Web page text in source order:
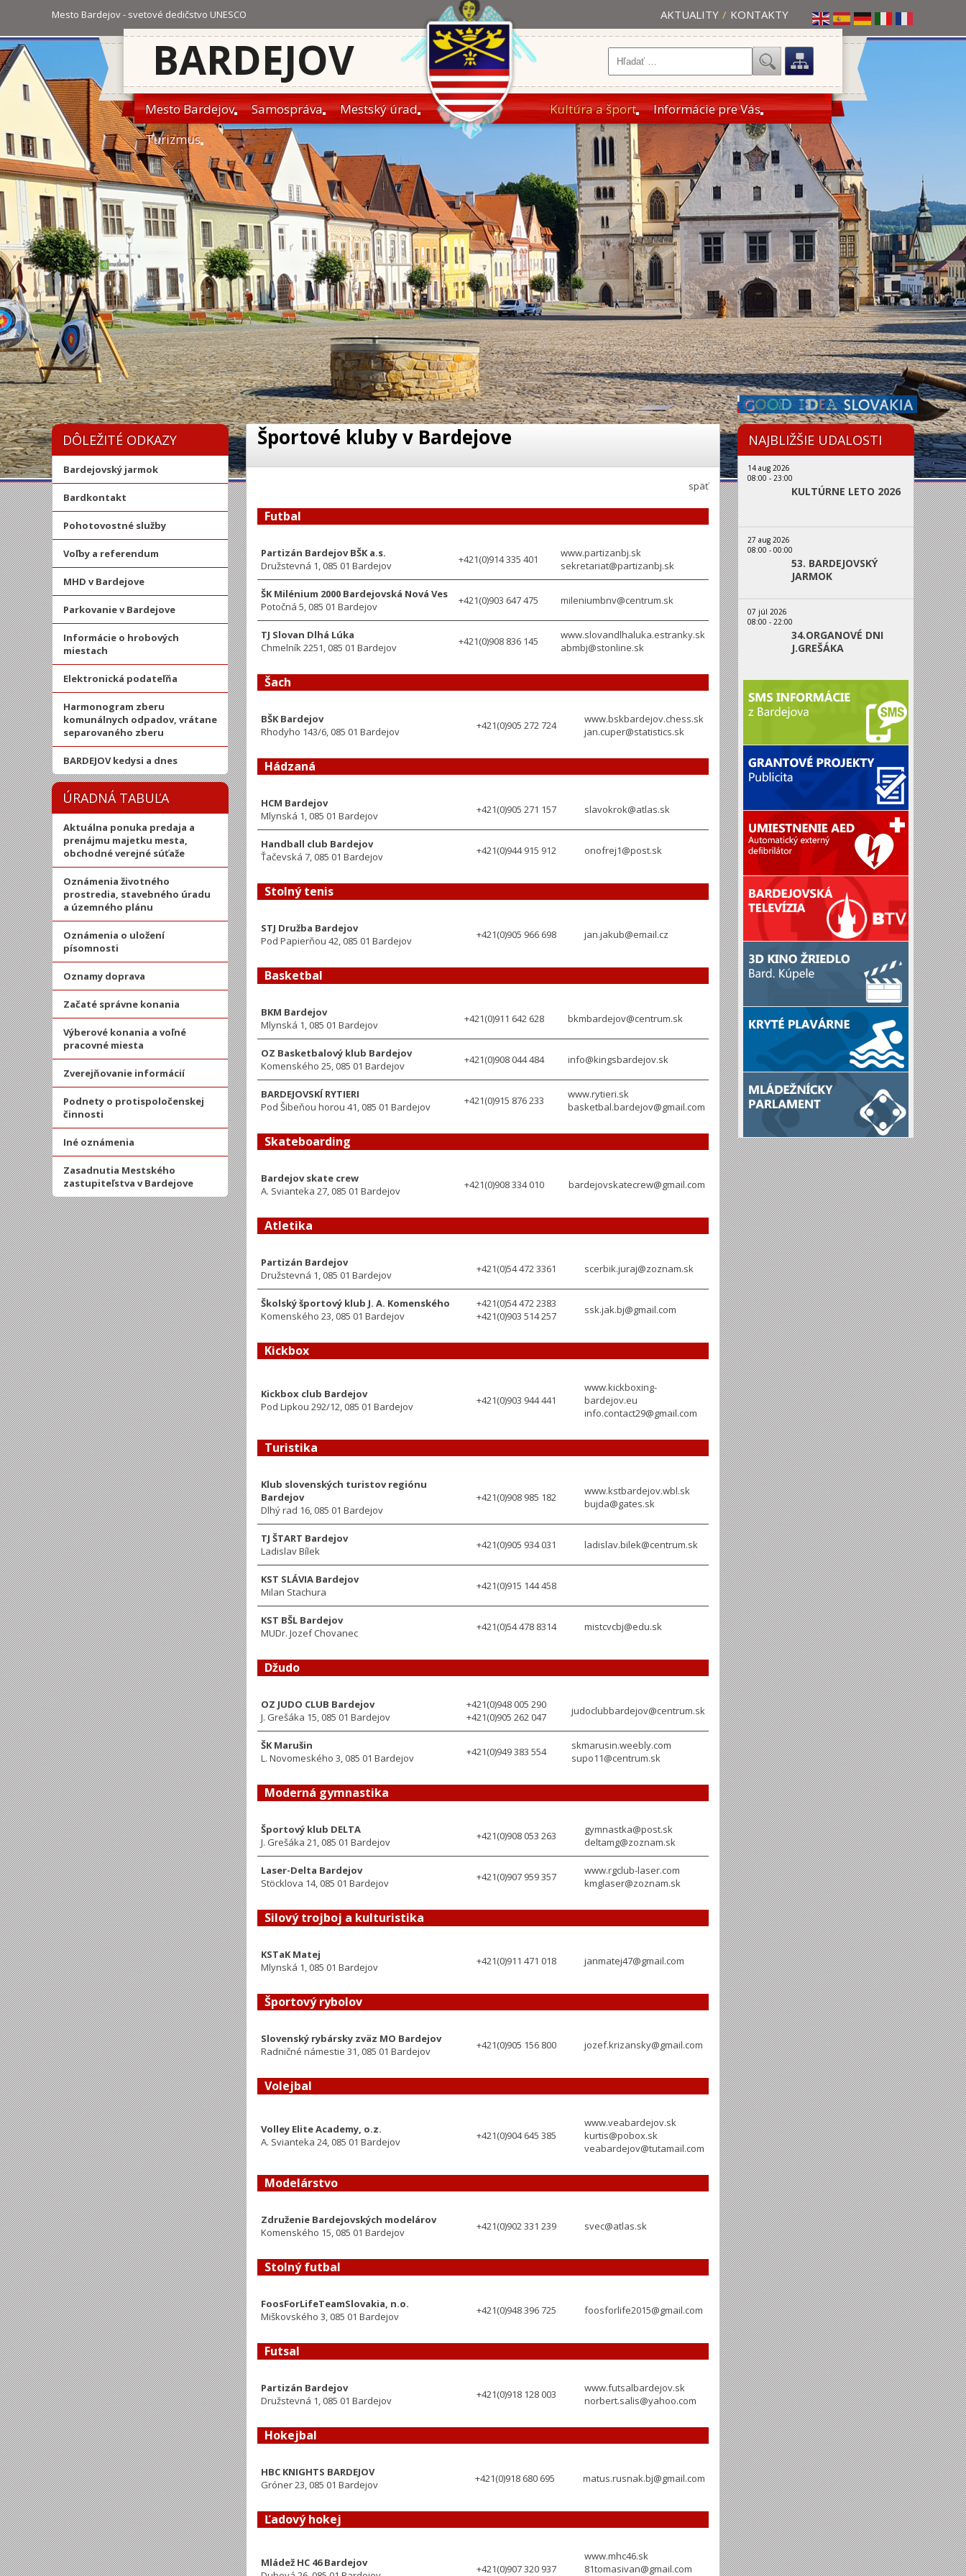
Mesto Bardejov - svetové dedičstvo UNESCO AKTUALITY / KONTAKTY
BARDEJOV
Mesto Bardejov Samospráva Mestský úrad Kultúra a šport
Informácie pre Vás
Turizmus
DÔLEŽITÉ ODKAZY
Bardejovský jarmok
Bardkontakt
Pohotovostné služby
Voľby a referendum
MHD v Bardejove
Parkovanie v Bardejove
Informácie o hrobových
miestach
Elektronická podateľňa
Harmonogram zberu
komunálnych odpadov, vrátane
separovaného zberu
BARDEJOV kedysi a dnes
ÚRADNÁ TABUĽA
Aktuálna ponuka predaja a
prenájmu majetku mesta,
obchodné verejné súťaže
Oznámenia životného
prostredia, stavebného úradu
a územného plánu
Oznámenia o uložení
písomnosti
Oznamy doprava
Začaté správne konania
Výberové konania a voľné
pracovné miesta
Zverejňovanie informácií
Podnety o protispoločenskej
činnosti
Iné oznámenia
Zasadnutia Mestského
zastupiteľstva v Bardejove
Športové kluby v Bardejove
späť
Futbal
Partizán Bardejov BŠK a.s.
Družstevná 1, 085 01 Bardejov
+421(0)914 335 401
www.partizanbj.sk
sekretariat@partizanbj.sk
ŠK Milénium 2000 Bardejovská Nová Ves
Potočná 5, 085 01 Bardejov
+421(0)903 647 475 mileniumbnv@centrum.sk
TJ Slovan Dlhá Lúka
Chmelník 2251, 085 01 Bardejov
+421(0)908 836 145
www.slovandlhaluka.estranky.sk
abmbj@stonline.sk
Šach
BŠK Bardejov
Rhodyho 143/6, 085 01 Bardejov
+421(0)905 272 724
www.bskbardejov.chess.sk
jan.cuper@statistics.sk
Hádzaná
HCM Bardejov
Mlynská 1, 085 01 Bardejov
+421(0)905 271 157 slavokrok@atlas.sk
Handball club Bardejov
Ťačevská 7, 085 01 Bardejov
+421(0)944 915 912 onofrej1@post.sk
Stolný tenis
STJ Družba Bardejov
Pod Papierňou 42, 085 01 Bardejov
+421(0)905 966 698 jan.jakub@email.cz
Basketbal
BKM Bardejov
Mlynská 1, 085 01 Bardejov
+421(0)911 642 628 bkmbardejov@centrum.sk
OZ Basketbalový klub Bardejov
Komenského 25, 085 01 Bardejov
+421(0)908 044 484 info@kingsbardejov.sk
BARDEJOVSKÍ RYTIERI
Pod Šibeňou horou 41, 085 01 Bardejov
+421(0)915 876 233
www.rytieri.sk
basketbal.bardejov@gmail.com
Skateboarding
Bardejov skate crew
A. Svianteka 27, 085 01 Bardejov
+421(0)908 334 010 bardejovskatecrew@gmail.com
Atletika
Partizán Bardejov
Družstevná 1, 085 01 Bardejov
+421(0)54 472 3361 scerbik.juraj@zoznam.sk
Školský športový klub J. A. Komenského
Komenského 23, 085 01 Bardejov
+421(0)54 472 2383
+421(0)903 514 257
ssk.jak.bj@gmail.com
Kickbox
Kickbox club Bardejov
Pod Lipkou 292/12, 085 01 Bardejov
+421(0)903 944 441
www.kickboxing-
bardejov.eu
info.contact29@gmail.com
Turistika
Klub slovenských turistov regiónu
Bardejov
Dlhý rad 16, 085 01 Bardejov
+421(0)908 985 182
www.kstbardejov.wbl.sk
bujda@gates.sk
TJ ŠTART Bardejov
Ladislav Bílek
+421(0)905 934 031 ladislav.bilek@centrum.sk
KST SLÁVIA Bardejov
Milan Stachura
+421(0)915 144 458
KST BŠL Bardejov
MUDr. Jozef Chovanec
+421(0)54 478 8314 mistcvcbj@edu.sk
Džudo
OZ JUDO CLUB Bardejov
J. Grešáka 15, 085 01 Bardejov
+421(0)948 005 290
+421(0)905 262 047
judoclubbardejov@centrum.sk
ŠK Marušin
L. Novomeského 3, 085 01 Bardejov
+421(0)949 383 554
skmarusin.weebly.com
supo11@centrum.sk
Moderná gymnastika
Športový klub DELTA
J. Grešáka 21, 085 01 Bardejov
+421(0)908 053 263
gymnastka@post.sk
deltamg@zoznam.sk
Laser-Delta Bardejov
Stöcklova 14, 085 01 Bardejov
+421(0)907 959 357
www.rgclub-laser.com
kmglaser@zoznam.sk
Silový trojboj a kulturistika
KSTaK Matej
Mlynská 1, 085 01 Bardejov
+421(0)911 471 018 janmatej47@gmail.com
Športový rybolov
Slovenský rybársky zväz MO Bardejov
Radničné námestie 31, 085 01 Bardejov
+421(0)905 156 800 jozef.krizansky@gmail.com
Volejbal
Volley Elite Academy, o.z.
A. Svianteka 24, 085 01 Bardejov
+421(0)904 645 385
www.veabardejov.sk
kurtis@pobox.sk
veabardejov@tutamail.com
Modelárstvo
Združenie Bardejovských modelárov
Komenského 15, 085 01 Bardejov
+421(0)902 331 239 svec@atlas.sk
Stolný futbal
FoosForLifeTeamSlovakia, n.o.
Miškovského 3, 085 01 Bardejov
+421(0)948 396 725 foosforlife2015@gmail.com
Futsal
Partizán Bardejov
Družstevná 1, 085 01 Bardejov
+421(0)918 128 003
www.futsalbardejov.sk
norbert.salis@yahoo.com
Hokejbal
HBC KNIGHTS BARDEJOV
Gróner 23, 085 01 Bardejov
+421(0)918 680 695 matus.rusnak.bj@gmail.com
Ľadový hokej
Mládež HC 46 Bardejov
+421(0)907 320 937
www.mhc46.sk
81tomasivan@gmail.com
NAJBLIŽŠIE UDALOSTI
14 aug 2026
08:00 - 23:00
KULTÚRNE LETO 2026
27 aug 2026
08:00 - 00:00
53. BARDEJOVSKÝ
JARMOK
07 júl 2026
08:00 - 22:00
34.ORGANOVÉ DNI
J.GREŠÁKA